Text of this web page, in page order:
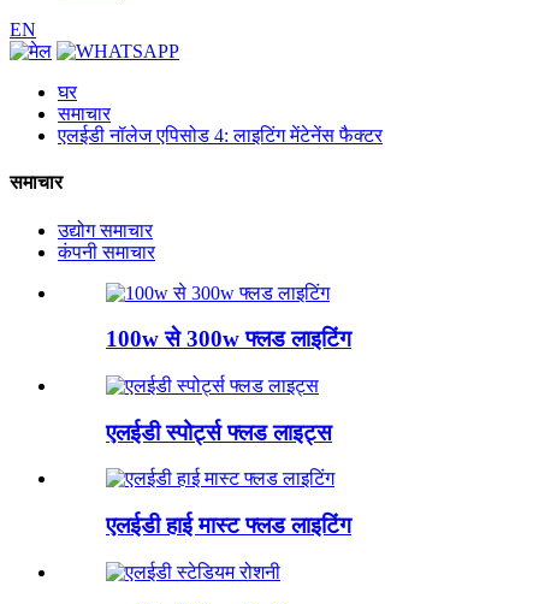
EN
घर
समाचार
एलईडी नॉलेज एपिसोड 4: लाइटिंग मेंटेनेंस फैक्टर
समाचार
उद्योग समाचार
कंपनी समाचार
100w से 300w फ्लड लाइटिंग
एलईडी स्पोर्ट्स फ्लड लाइट्स
एलईडी हाई मास्ट फ्लड लाइटिंग